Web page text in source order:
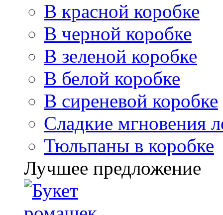
В красной коробке
В черной коробке
В зеленой коробке
В белой коробке
В сиреневой коробке
Сладкие мгновения
Тюльпаны в коробке
Лучшее предложение